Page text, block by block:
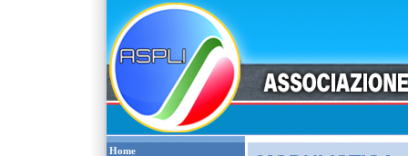
Home